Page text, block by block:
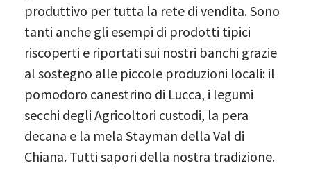
produttivo per tutta la rete di vendita. Sono
tanti anche gli esempi di prodotti tipici
riscoperti e riportati sui nostri banchi grazie
al sostegno alle piccole produzioni locali: il
pomodoro canestrino di Lucca, i legumi
secchi degli Agricoltori custodi, la pera
decana e la mela Stayman della Val di
Chiana. Tutti sapori della nostra tradizione.